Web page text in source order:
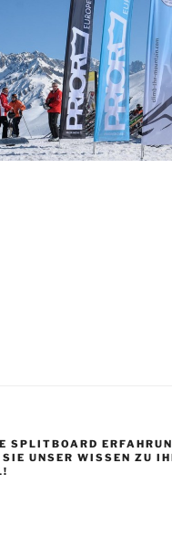
SPLITBOARD
UNSER WISSEN ZU